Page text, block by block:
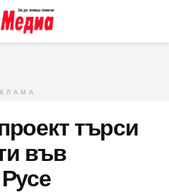
търси
във